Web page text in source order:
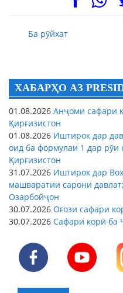
Ба рӯйхат
ХАБАРҲО АЗ
01.08.2026 Анҷоми сафари
Қирғизистон
01.08.2026 Иштирок дар
оид ба формулаи 1 дар рӯи
Қирғизистон
31.07.2026 Иштирок дар
машваратии сарони
Озарбойҷон
30.07.2026 Оғози сафари
30.07.2026 Сафари корӣ ба